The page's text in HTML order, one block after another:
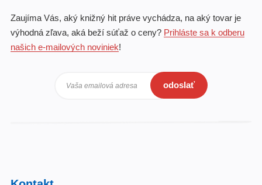
Zaujíma Vás, aký knižný hit práve vychádza, na aký tovar je
výhodná zľava, aká beží súťaž o ceny? Prihláste sa k odberu
našich e-mailových noviniek!
Vaša emailová adresa odoslať